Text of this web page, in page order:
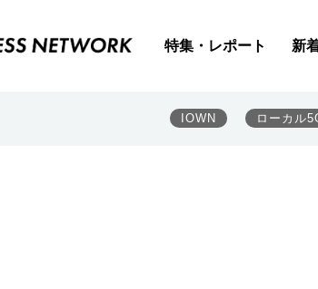
特集・レポート 新
IOWN ローカル